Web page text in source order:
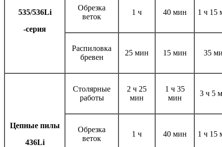
535/536Li
-серия
Обрезка
веток
1 ч 40 мин 1 ч 15
Распиловка
бревен
25 мин 15 мин 35
Цепные пилы
436Li
Столярные
работы
2 ч 25
мин
1 ч 35
мин
3 ч 5
Обрезка
веток
1 ч 40 мин 1 ч 15